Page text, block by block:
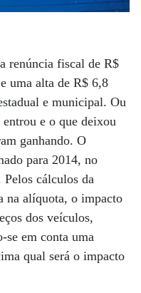
renúncia fiscal de R$
uma alta de R$ 6,8
e municipal. Ou
e o que deixou
ganhando. O
para 2014, no
cálculos da
na alíquota, o impacto
dos veículos,
se em conta uma
qual será o impacto